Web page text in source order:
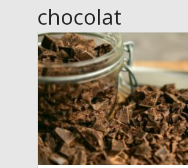
chocolat